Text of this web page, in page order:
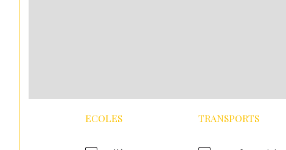
ECOLES TRANSPORTS